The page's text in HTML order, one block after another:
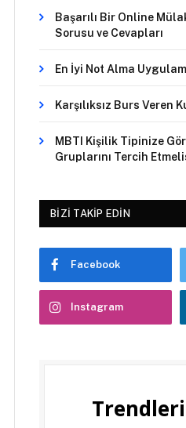
Başarılı Bir Online
Sorusu ve Cevapları
En İyi Not Alma
Karşılıksız Burs Veren
MBTI Kişilik Tipinize
Gruplarını Tercih
BIZI TAKIP EDIN
Facebook
Instagram